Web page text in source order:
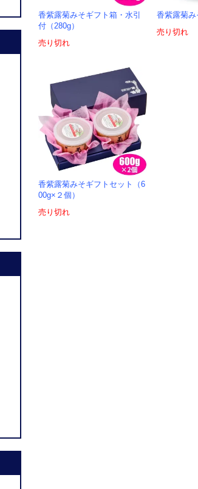
香紫露菊みそギフト箱・水引
付（280g）
売り切れ
香紫露菊み
売り切れ
香紫露菊みそギフトセット（6
00g×２個）
売り切れ